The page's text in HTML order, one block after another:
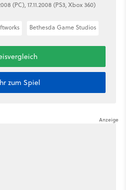
(PC), 17.11.2008 (PS3, Xbox 360)
Bethesda Game Studios
zum Spiel